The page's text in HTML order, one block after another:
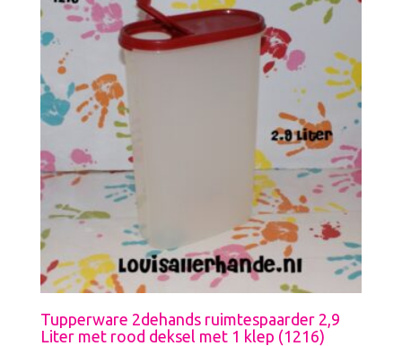
Tupperware 2dehands ruimtespaarder 2,9
Liter met rood deksel met 1 klep (1216)